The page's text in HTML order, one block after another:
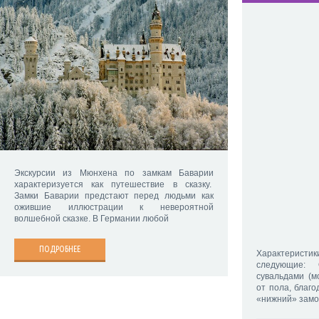
Экскурсии из Мюнхена по замкам Баварии
характеризуется как путешествие в сказку.
Замки Баварии предстают перед людьми как
ожившие иллюстрации к невероятной
волшебной сказке. В Германии любой
ПОДРОБНЕЕ
сувальдами
от пола,
«нижний»